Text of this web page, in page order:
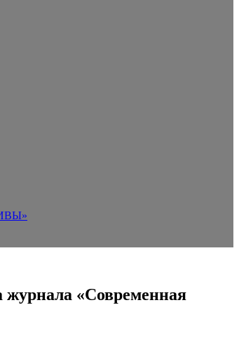
журнала «Современная